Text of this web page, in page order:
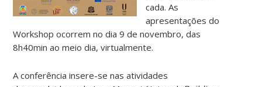
cada. As
apresentações do
Workshop ocorrem no dia 9 de novembro, das
8h40min ao meio dia, virtualmente.
A conferência insere-se nas atividades